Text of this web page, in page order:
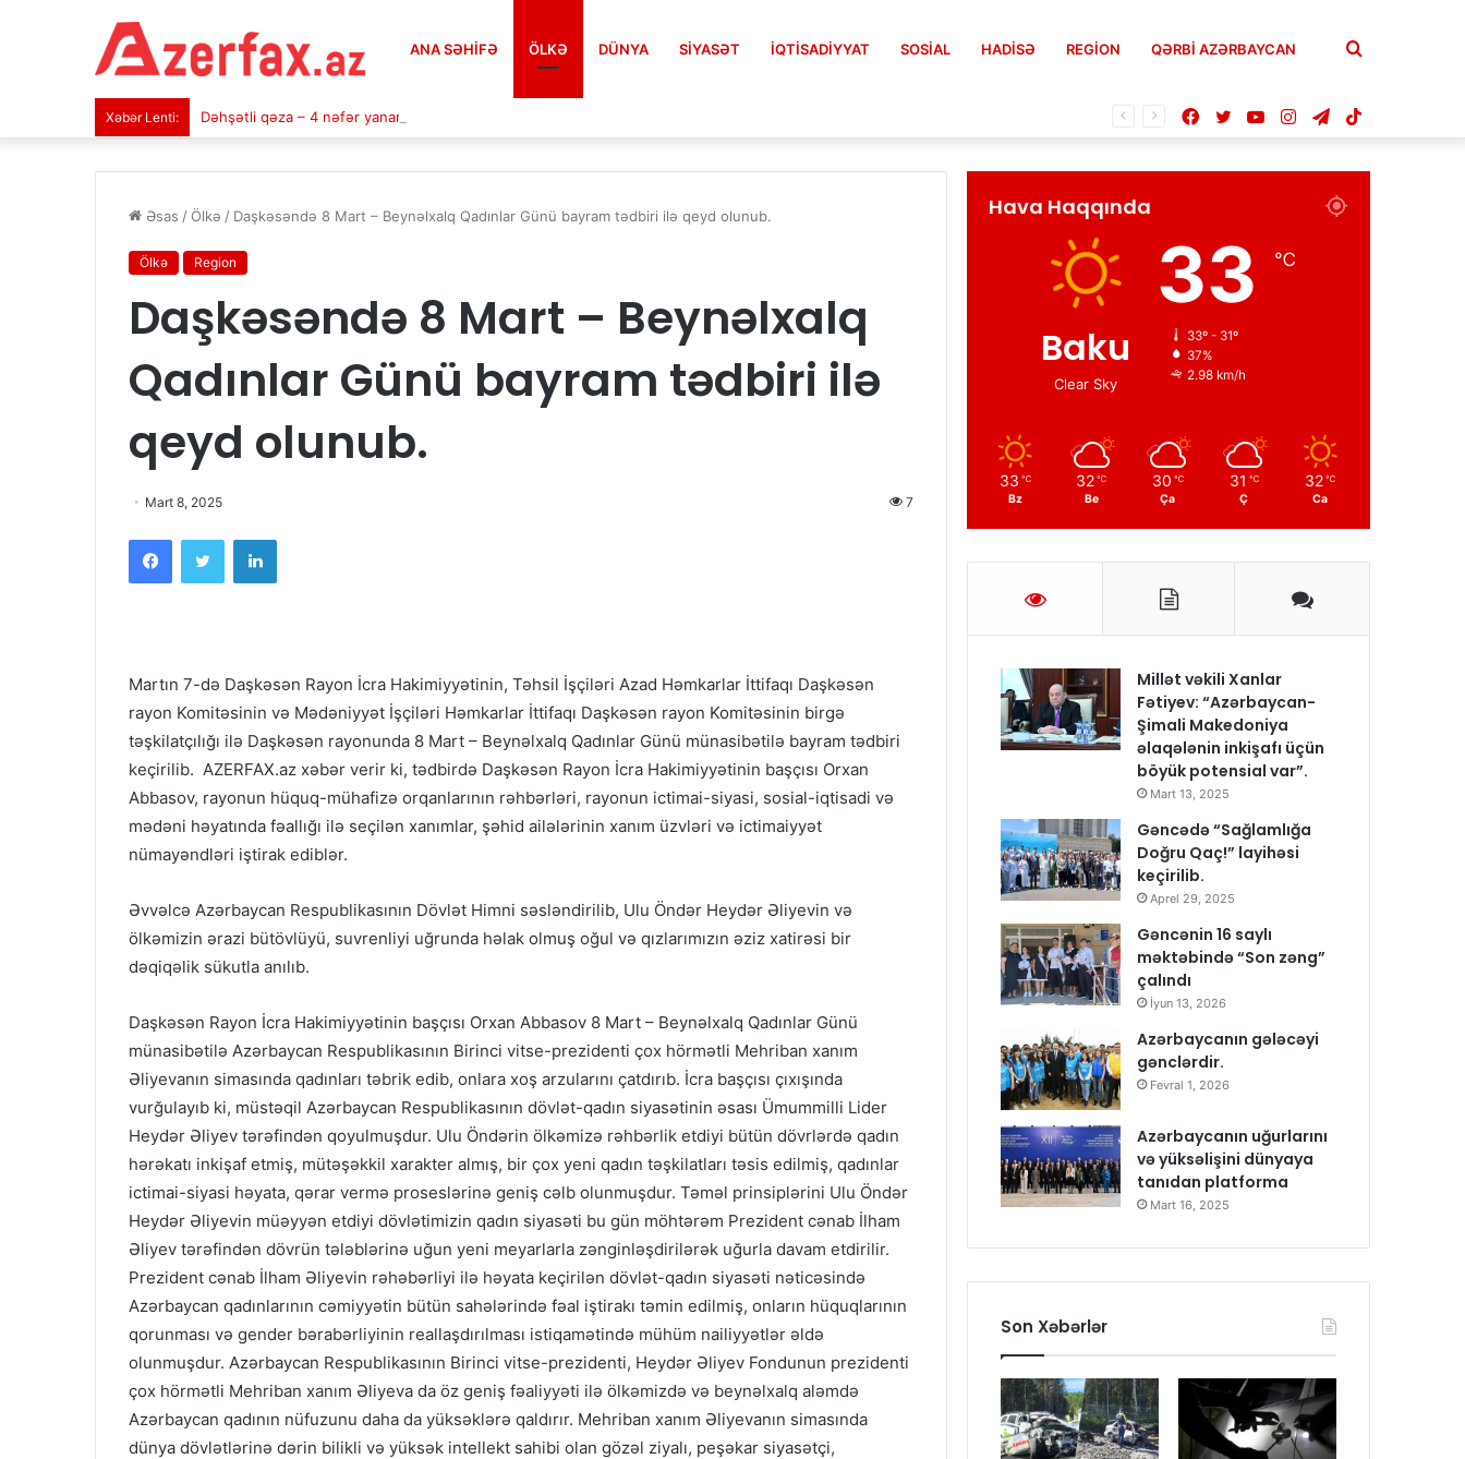
ANA SƏHIFƏ ÖLKƏ DÜNYA SIYASƏT İQTISADIYYAT SOSIAL HADISƏ REGION QƏRBİ AZƏRBAYCAN Axtar
Xəbər Lenti: Dəhşətli qəza – 4 nəfər yanaraq öldü (VİDEO) Telegram
Instagram
YouTube
Twitter
Facebook
Əsas /Ölkə / Daşkəsəndə 8 Mart – Beynəlxalq Qadınlar Günü bayram tədbiri ilə qeyd olunub.
Ölkə Region
Daşkəsəndə 8 Mart – Beynəlxalq
Qadınlar Günü bayram tədbiri ilə
qeyd olunub.
Mart 8, 2025 7
FacebookTwitter LinkedIn
Martın 7-də Daşkəsən Rayon İcra Hakimiyyətinin, Təhsil İşçiləri Azad Həmkarlar İttifaqı Daşkəsən
rayon Komitəsinin və Mədəniyyət İşçiləri Həmkarlar İttifaqı Daşkəsən rayon Komitəsinin birgə
təşkilatçılığı ilə Daşkəsən rayonunda 8 Mart – Beynəlxalq Qadınlar Günü münasibətilə bayram tədbiri
keçirilib. AZERFAX.az xəbər verir ki, tədbirdə Daşkəsən Rayon İcra Hakimiyyətinin başçısı Orxan
Abbasov, rayonun hüquq-mühafizə orqanlarının rəhbərləri, rayonun ictimai-siyasi, sosial-iqtisadi və
mədəni həyatında fəallığı ilə seçilən xanımlar, şəhid ailələrinin xanım üzvləri və ictimaiyyət
nümayəndləri iştirak ediblər.
Əvvəlcə Azərbaycan Respublikasının Dövlət Himni səsləndirilib, Ulu Öndər Heydər Əliyevin və
ölkəmizin ərazi bütövlüyü, suvrenliyi uğrunda həlak olmuş oğul və qızlarımızın əziz xatirəsi bir
dəqiqəlik sükutla anılıb.
Daşkəsən Rayon İcra Hakimiyyətinin başçısı Orxan Abbasov 8 Mart – Beynəlxalq Qadınlar Günü
münasibətilə Azərbaycan Respublikasının Birinci vitse-prezidenti çox hörmətli Mehriban xanım
Əliyevanın simasında qadınları təbrik edib, onlara xoş arzularını çatdırıb. İcra başçısı çıxışında
vurğulayıb ki, müstəqil Azərbaycan Respublikasının dövlət-qadın siyasətinin əsası Ümummilli Lider
Heydər Əliyev tərəfindən qoyulmuşdur. Ulu Öndərin ölkəmizə rəhbərlik etdiyi bütün dövrlərdə qadın
hərəkatı inkişaf etmiş, mütəşəkkil xarakter almış, bir çox yeni qadın təşkilatları təsis edilmiş, qadınlar
ictimai-siyasi həyata, qərar vermə proseslərinə geniş cəlb olunmuşdur. Təməl prinsiplərini Ulu Öndər
Heydər Əliyevin müəyyən etdiyi dövlətimizin qadın siyasəti bu gün möhtərəm Prezident cənab İlham
Əliyev tərəfindən dövrün tələblərinə uğun yeni meyarlarla zənginləşdirilərək uğurla davam etdirilir.
Prezident cənab İlham Əliyevin rəhəbərliyi ilə həyata keçirilən dövlət-qadın siyasəti nəticəsində
Azərbaycan qadınlarının cəmiyyətin bütün sahələrində fəal iştirakı təmin edilmiş, onların hüquqlarının
qorunması və gender bərabərliyinin reallaşdırılması istiqamətində mühüm nailiyyətlər əldə
olunmuşdur. Azərbaycan Respublikasının Birinci vitse-prezidenti, Heydər Əliyev Fondunun prezidenti
çox hörmətli Mehriban xanım Əliyeva da öz geniş fəaliyyəti ilə ölkəmizdə və beynəlxalq aləmdə
Azərbaycan qadının nüfuzunu daha da yüksəklərə qaldırır. Mehriban xanım Əliyevanın simasında
dünya dövlətlərinə dərin bilikli və yüksək intellekt sahibi olan gözəl ziyalı, peşəkar siyasətçi,
Hava Haqqında
Baku
Clear Sky
33 ℃
33º - 31º
37%
2.98 km/h
33 ℃
Bz
32 ℃
Be
30 ℃
Ça
31 ℃
Ç
32 ℃
Ca
Millət vəkili Xanlar
Fətiyev: “Azərbaycan-
Şimali Makedoniya
əlaqələnin inkişafı üçün
böyük potensial var”.
Mart 13, 2025
Gəncədə “Sağlamlığa
Doğru Qaç!” layihəsi
keçirilib.
Aprel 29, 2025
Gəncənin 16 saylı
məktəbində “Son zəng”
çalındı
İyun 13, 2026
Azərbaycanın gələcəyi
gənclərdir.
Fevral 1, 2026
Azərbaycanın uğurlarını
və yüksəlişini dünyaya
tanıdan platforma
Mart 16, 2025
Son Xəbərlər